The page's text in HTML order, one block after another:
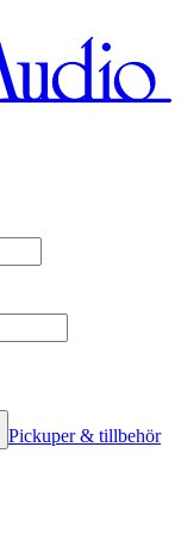
Pickuper & tillbehör